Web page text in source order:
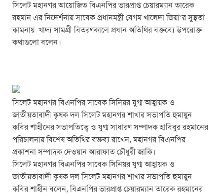
সিলেট মহানগর আয়োজিত বিএনপির ভারপ্রাপ্ত চেয়ারম্যান তারেক
রহমান এর নিদের্শনায় সাবেক প্রধানমন্ত্রী বেগম খালেদা জিয়া’র সুস্থতা
কামনায় খাদ্য সামগ্রী বিতরণকালে প্রধান অতিথির বক্তব্যে উপরোক্ত
কথাগুলো বলেন।
সিলেট মহানগর বিএনপির সাবেক সিনিয়র যুগ্ম আহ্বায়ক ও
জাতীয়তাবাদী কৃষক দল সিলেট মহানগর শাখার সভাপতি হুমায়ুন
কবির শাহীনের সভাপতিত্বে ও যুগ্ম সাধারণ সম্পাদক হাবিবুর রহমানের
পরিচালনায় বিশেষ অতিথির বক্তব্য রাখেন, মহানগর বিএনপির
প্রকাশনা সম্পাদক দেওয়ান আরাফাত চৌধুরী জাকি।
সিলেট মহানগর বিএনপির সাবেক সিনিয়র যুগ্ম আহ্বায়ক ও
জাতীয়তাবাদী কৃষক দল সিলেট মহানগর শাখার সভাপতি হুমায়ুন
কবির শাহীন বলেন, বিএনপির ভারপ্রাপ্ত চেয়ারম্যান তারেক রহমানের